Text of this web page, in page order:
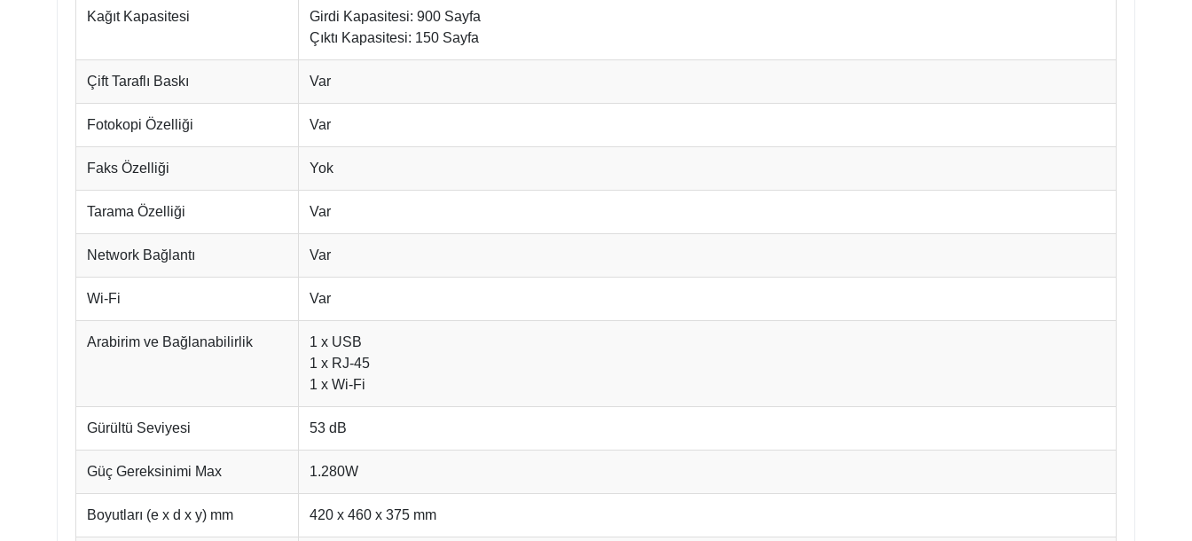
Kağıt Kapasitesi
Girdi Kapasitesi: 900 Sayfa
Çıktı Kapasitesi: 150 Sayfa
Çift Taraflı Baskı Var
Fotokopi Özelliği Var
Faks Özelliği Yok
Tarama Özelliği Var
Network Bağlantı Var
Wi-Fi Var
Arabirim ve Bağlanabilirlik
1 x USB
1 x RJ-45
1 x Wi-Fi
Gürültü Seviyesi 53 dB
Güç Gereksinimi Max 1.280W
Boyutları (e x d x y) mm 420 x 460 x 375 mm